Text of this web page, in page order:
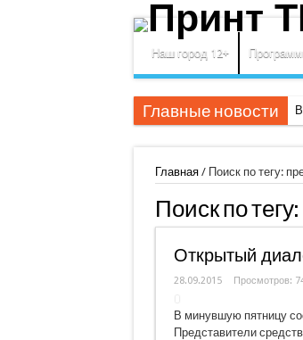
Наш город 12+
Главные новости
Главная/ Поиск по тегу:
Поиск по тегу:
Открытый
28.09.2015 Просмотров:
В минувшую пятницу
Представители